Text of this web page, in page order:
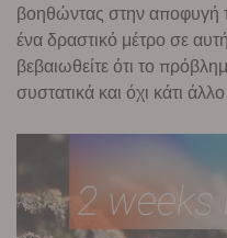
βοηθώντας στην αποφυγή
ένα δραστικό μέτρο σε
βεβαιωθείτε ότι το
συστατικά και όχι κάτι